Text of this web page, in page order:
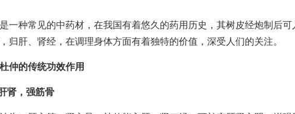
一种常见的中药材，在我国有着悠久的药用历史，其树皮经炮制后可
归肝、肾经，在调理身体方面有着独特的价值，深受人们的关注。
仲的传统功效作用
肾，强筋骨